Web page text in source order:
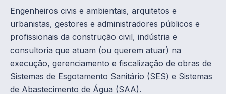
Engenheiros civis e ambientais, arquitetos e
urbanistas, gestores e administradores públicos e
profissionais da construção civil, indústria e
consultoria que atuam (ou querem atuar) na
execução, gerenciamento e fiscalização de obras de
Sistemas de Esgotamento Sanitário (SES) e Sistemas
de Abastecimento de Água (SAA).